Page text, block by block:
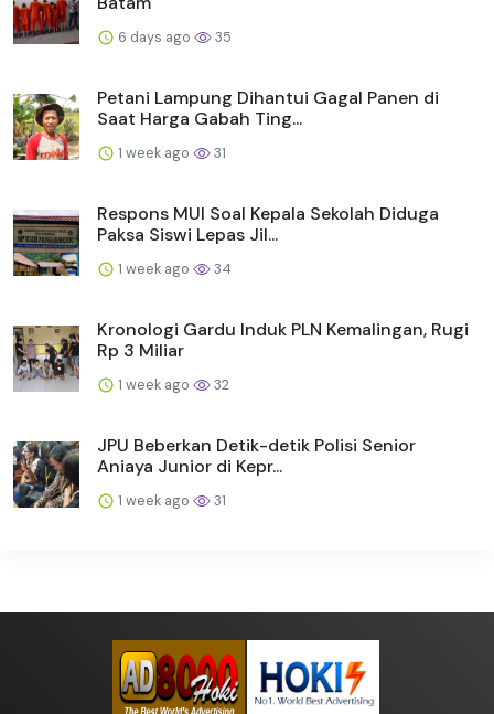
6 days ago 35
Petani Lampung Dihantui Gagal Panen di
Saat Harga Gabah Ting...
1 week ago 31
Respons MUI Soal Kepala Sekolah Diduga
Paksa Siswi Lepas Jil...
1 week ago 34
Kronologi Gardu Induk PLN Kemalingan, Rugi
Rp 3 Miliar
1 week ago 32
JPU Beberkan Detik-detik Polisi Senior
Aniaya Junior di Kepr...
1 week ago 31